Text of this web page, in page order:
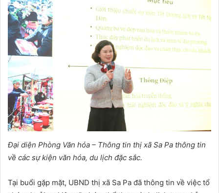
Đại diện Phòng Văn hóa – Thông tin thị xã Sa Pa thông tin
về các sự kiện văn hóa, du lịch đặc sắc.
Tại buổi gặp mặt, UBND thị xã Sa Pa đã thông tin về việc tổ